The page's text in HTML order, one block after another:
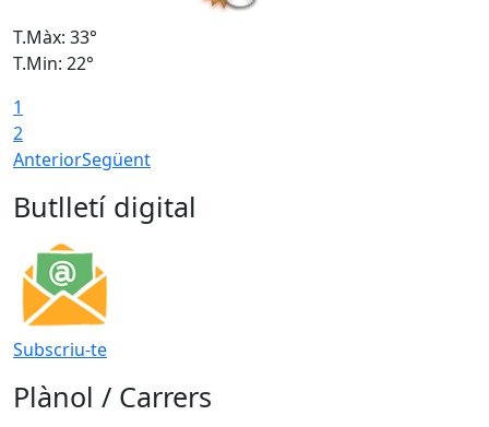
T.Màx: 33°
T.Min: 22°
1
2
AnteriorSegüent
Butlletí digital
Subscriu-te
Plànol / Carrers